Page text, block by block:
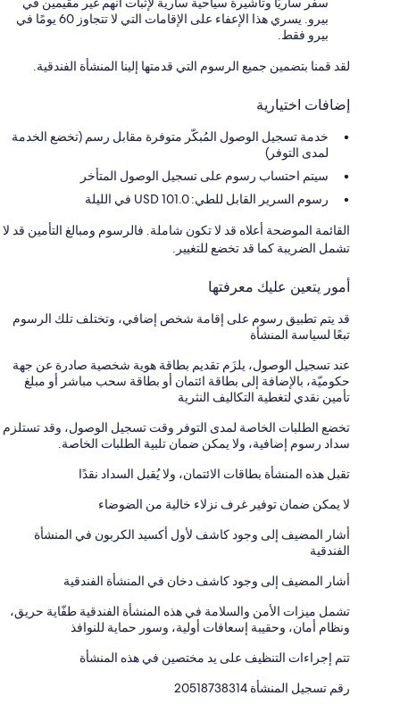
بيرو. يسري هذا الإعفاء على الإقامات التي لا تتجاوز 60 يومًا في
بيرو فقط.
لقد قمنا بتضمين جميع الرسوم التي قدمتها إلينا المنشأة الفندقية.
إضافات اختيارية
خدمة تسجيل الوصول المُبكّر متوفرة مقابل رسم (تخضع الخدمة
لمدى التوفر)
سيتم احتساب رسوم على تسجيل الوصول المتأخر
رسوم السرير القابل للطي: 101.0 USD في الليلة
القائمة الموضحة أعلاه قد لا تكون شاملة. فالرسوم ومبالغ التأمين قد لا
تشمل الضريبة كما قد تخضع للتغيير.
أمور يتعين عليك معرفتها
قد يتم تطبيق رسوم على إقامة شخص إضافي، وتختلف تلك الرسوم
تبعًا لسياسة المنشأة
عند تسجيل الوصول، يلزَم تقديم بطاقة هوية شخصية صادرة عن جهة
حكوميّة، بالإضافة إلى بطاقة ائتمان أو بطاقة سحب مباشر أو مبلغ
تأمين نقدي لتغطية التكاليف النثرية
تخضع الطلبات الخاصة لمدى التوفر وقت تسجيل الوصول، وقد تستلزم
سداد رسوم إضافية، ولا يمكن ضمان تلبية الطلبات الخاصة.
تقبل هذه المنشأة بطاقات الائتمان، ولا يُقبل السداد نقدًا
لا يمكن ضمان توفير غرف نزلاء خالية من الضوضاء
أشار المضيف إلى وجود كاشف لأول أكسيد الكربون في المنشأة
الفندقية
أشار المضيف إلى وجود كاشف دخان في المنشأة الفندقية
تشمل ميزات الأمن والسلامة في هذه المنشأة الفندقية طفّاية حريق،
ونظام أمان، وحقيبة إسعافات أولية، وسور حماية للنوافذ
تتم إجراءات التنظيف على يد مختصين في هذه المنشأة
رقم تسجيل المنشأة ⁦20518738314⁩